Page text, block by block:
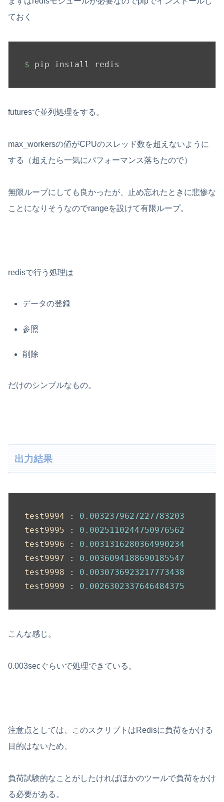
ておく
$ pip install redis
futuresで並列処理をする。
max_workersの値がCPUのスレッド数を超えないように
する（超えたら一気にパフォーマンス落ちたので）
無限ループにしても良かったが、止め忘れたときに悲惨な
ことになりそうなのでrangeを設けて有限ループ。
redisで行う処理は
データの登録
参照
削除
だけのシンプルなもの。
出力結果
test9994 : 0.0032379627227783203
test9995
: 0.0025110244750976562
test9996
: 0.0031316280364990234
test9997
: 0.0036094188690185547
test9998
: 0.0030736923217773438
test9999
: 0.0026302337646484375
こんな感じ。
0.003secぐらいで処理できている。
注意点としては、このスクリプトはRedisに負荷をかける
目的はないため、
負荷試験的なことがしたければほかのツールで負荷をかけ
る必要がある。